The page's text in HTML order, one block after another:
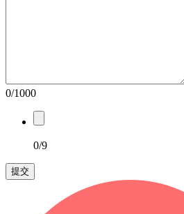
0/1000
0/9
提交